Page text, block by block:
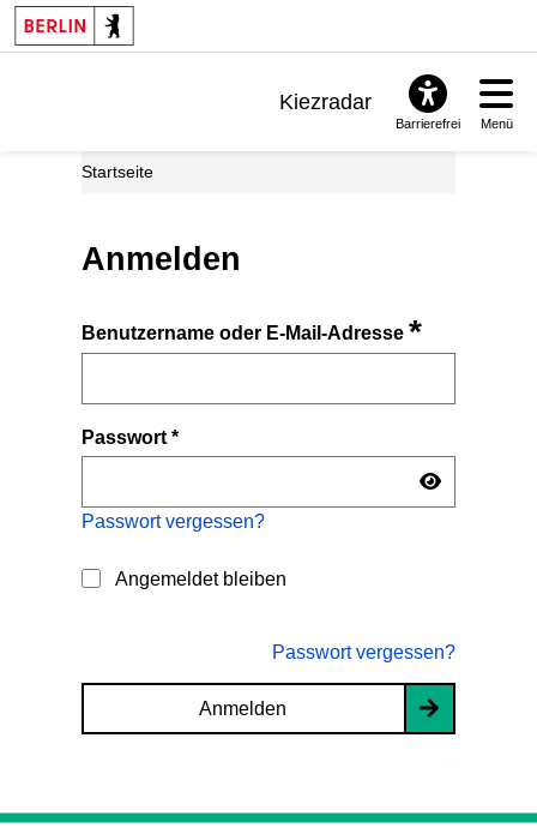
Kiezradar
Barrierefrei Menü
Startseite
Anmelden
Benutzername oder E-Mail-Adresse*
Passwort*
Passwort vergessen?
Angemeldet bleiben
Passwort vergessen?
Anmelden